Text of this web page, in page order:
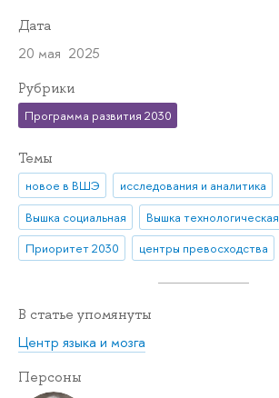
Дата
20 мая 2025
Рубрики
Программа развития 2030
Темы
новое в ВШЭ
исследования и аналитика
Вышка социальная
Вышка технологическая
Приоритет 2030
центры превосходства
В статье упомянуты
Центр языка и мозга
Персоны